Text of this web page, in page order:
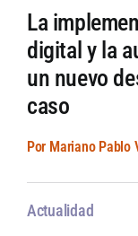
La
digital y la
un nuevo
caso
Por Mariano Pablo
Actualidad